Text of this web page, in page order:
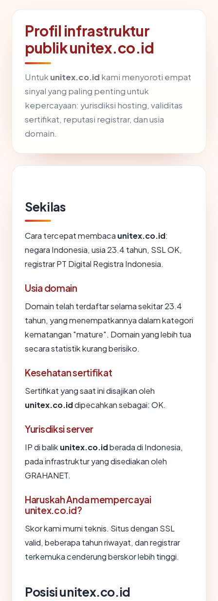
Profil infrastruktur
publik unitex.co.id
Untukunitex.co.id kami menyoroti empat
sinyal yang paling penting untuk
kepercayaan: yurisdiksi hosting, validitas
sertifikat, reputasi registrar, dan usia
domain.
Sekilas
Cara tercepat membaca unitex.co.id:
negara Indonesia, usia 23.4 tahun, SSL OK,
registrar PT Digital Registra Indonesia.
Usia domain
Domain telah terdaftar selama sekitar 23.4
tahun, yang menempatkannya dalam kategori
kematangan "mature". Domain yang lebih tua
secara statistik kurang berisiko.
Kesehatan sertifikat
Sertifikat yang saat ini disajikan oleh
unitex.co.iddipecahkan sebagai: OK.
Yurisdiksi server
IP di balik unitex.co.idberada di Indonesia,
pada infrastruktur yang disediakan oleh
GRAHANET.
Haruskah Anda mempercayai
unitex.co.id?
Skor kami murni teknis. Situs dengan SSL
valid, beberapa tahun riwayat, dan registrar
terkemuka cenderung berskor lebih tinggi.
Posisi unitex.co.id